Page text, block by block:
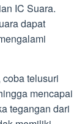
IC Suara.
dapat
telusuri
mencapai
tegangan dari